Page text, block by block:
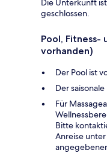
Die Unterkunft
geschlossen.
Pool, Fitness-
vorhanden)
Der Pool ist
Der
Für
Bitte
Anreise